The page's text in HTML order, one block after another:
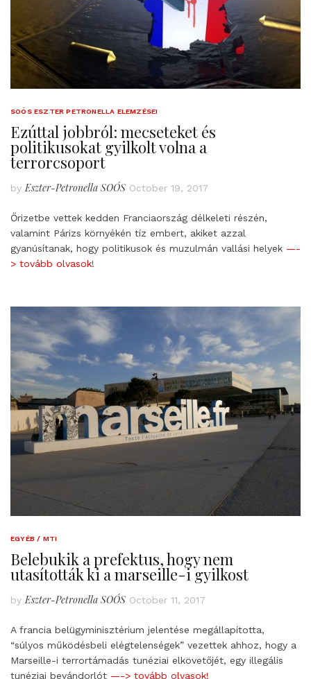
SOÓS ESZTER PETRONELLA ELEMZÉSEI
Ezúttal jobbról: mecseteket és
politikusokat gyilkolt volna a
terrorcsoport
byEszter-Petronella SOÓS October 19, 2017
Őrizetbe vettek kedden Franciaország délkeleti részén,
valamint Párizs környékén tíz embert, akiket azzal
gyanúsítanak, hogy politikusok és muzulmán vallási helyek —-
> tovább olvasok!
EGYÉB / MTI
Belebukik a prefektus, hogy nem
utasították ki a marseille-i gyilkost
by Eszter-Petronella SOÓS October 11, 2017
A francia belügyminisztérium jelentése megállapította,
“súlyos működésbeli elégtelenségek” vezettek ahhoz, hogy a
Marseille-i terrortámadás tunéziai elkövetőjét, egy illegális
tunéziai bevándorlót —-> tovább olvasok!